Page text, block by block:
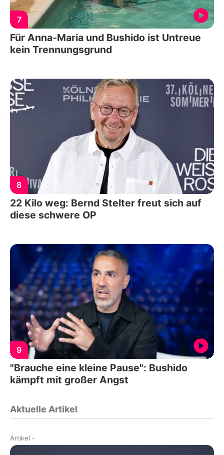
7
Für Anna-Maria und Bushido ist Untreue
kein Trennungsgrund
8
22 Kilo weg: Bernd Stelter freut sich auf
diese schwere OP
9
"Brauche eine kleine Pause": Bushido
kämpft mit großer Angst
Aktuelle Artikel
Artikel -